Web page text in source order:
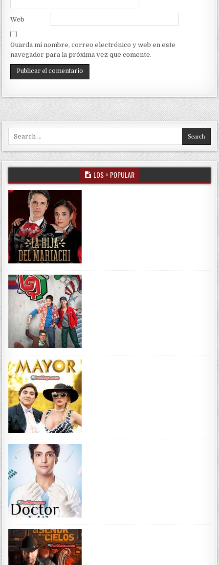
Web
Guarda mi nombre, correo electrónico y web en este
navegador para la próxima vez que comente.
LOS + POPULAR